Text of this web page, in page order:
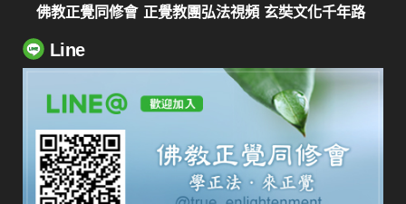
佛教正覺同修會 正覺教團弘法視頻 玄奘文化千年路
Line